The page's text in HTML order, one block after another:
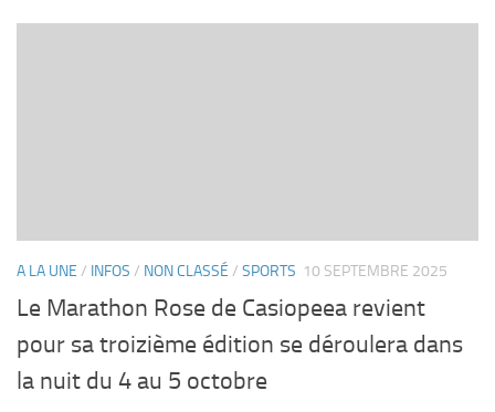
A LA UNE / INFOS / NON CLASSÉ / SPORTS 10 SEPTEMBRE 2025
Le Marathon Rose de Casiopeea revient
pour sa troizième édition se déroulera dans
la nuit du 4 au 5 octobre